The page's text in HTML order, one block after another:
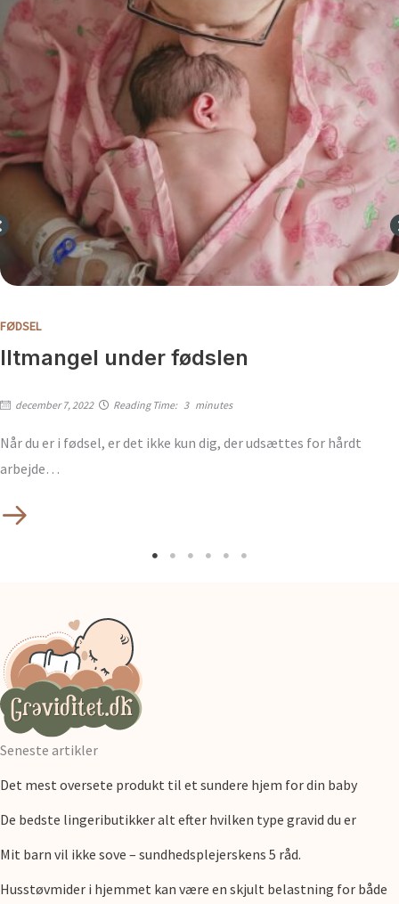
FØDSEL
Iltmangel under fødslen
december 7, 2022 Reading Time: 3 minutes
Når du er i fødsel, er det ikke kun dig, der udsættes for hårdt
arbejde…
Seneste artikler
Det mest oversete produkt til et sundere hjem for din baby
De bedste lingeributikker alt efter hvilken type gravid du er
Mit barn vil ikke sove – sundhedsplejerskens 5 råd.
Husstøvmider i hjemmet kan være en skjult belastning for både